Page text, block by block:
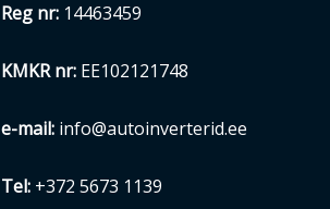
Reg nr:14463459
KMKR nr:EE102121748
e-mail:info@autoinverterid.ee
Tel:+372 5673 1139